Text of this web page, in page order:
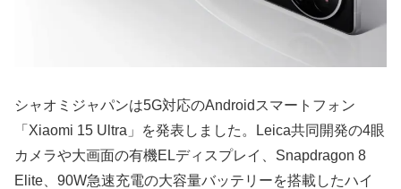
シャオミジャパンは5G対応のAndroidスマートフォン
「Xiaomi 15 Ultra」を発表しました。Leica共同開発の4眼
カメラや大画面の有機ELディスプレイ、Snapdragon 8
Elite、90W急速充電の大容量バッテリーを搭載したハイ